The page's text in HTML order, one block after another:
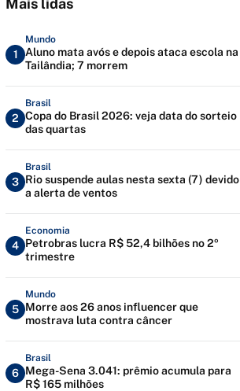
Mais lidas
1
Mundo
Aluno mata avós e depois ataca escola na
Tailândia; 7 morrem
2
Brasil
Copa do Brasil 2026: veja data do sorteio
das quartas
3
Brasil
Rio suspende aulas nesta sexta (7) devido
a alerta de ventos
4
Economia
Petrobras lucra R$ 52,4 bilhões no 2º
trimestre
5
Mundo
Morre aos 26 anos influencer que
mostrava luta contra câncer
6
Brasil
Mega-Sena 3.041: prêmio acumula para
R$ 165 milhões